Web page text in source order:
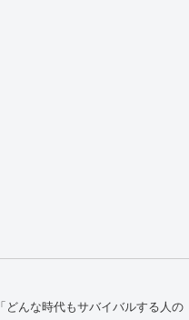
「どんな時代もサバイバルする人